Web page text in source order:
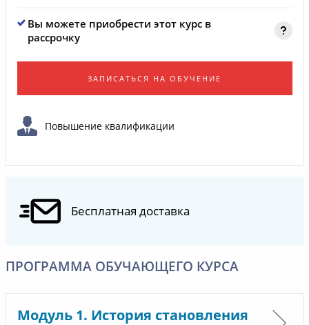
Вы можете приобрести этот курс в
рассрочку
ЗАПИСАТЬСЯ НА ОБУЧЕНИЕ
Повышение квалификации
Бесплатная доставка
ПРОГРАММА ОБУЧАЮЩЕГО КУРСА
Модуль 1. История становления